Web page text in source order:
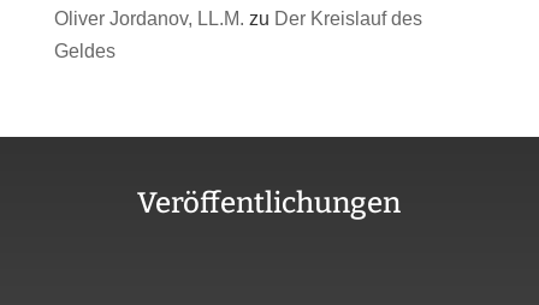
Oliver Jordanov, LL.M. zu Der Kreislauf des
Geldes
Veröffentlichungen